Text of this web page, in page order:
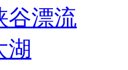
谷漂流
湖